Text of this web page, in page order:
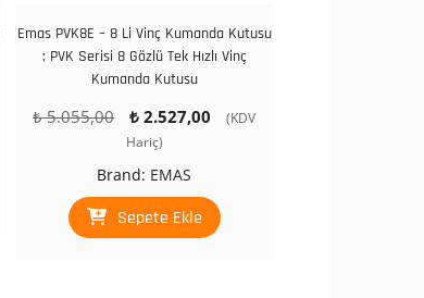
Emas PVK8E – 8 Li Vinç Kumanda Kutusu
; PVK Serisi 8 Gözlü Tek Hızlı Vinç
Kumanda Kutusu
₺5.055,00
Orijinal
fiyat:
₺ 2.527,00
Şu
(KDV
Hariç)
Brand: EMAS
Sepete Ekle